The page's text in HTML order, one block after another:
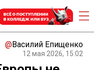
@Василий Епищенко
12 мая 2026, 15:02